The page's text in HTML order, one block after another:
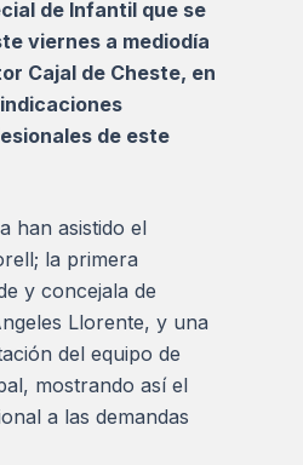
de Infantil que se
viernes a mediodía
Cajal de Cheste, en
de este
han asistido el
la primera
y concejala de
Llorente, y una
del equipo de
mostrando así el
a las demandas